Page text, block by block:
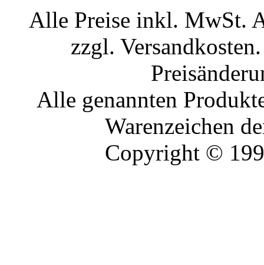
Alle Preise inkl. MwSt.
zzgl.
Alle genannten
Warenzeichen
Copyright ©